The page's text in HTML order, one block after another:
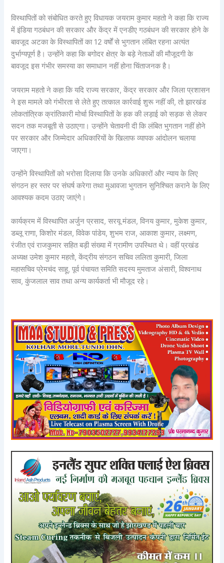
विस्थापितों को संबोधित करते हुए विधायक जयराम कुमार महतो ने कहा कि राज्य
में इंडिया गठबंधन की सरकार और केंद्र में एनडीए गठबंधन की सरकार होने के
बावजूद अटका के विस्थापितों का 12 वर्षों से भुगतान लंबित रहना अत्यंत
दुर्भाग्यपूर्ण है। उन्होंने कहा कि बगोदर क्षेत्र के बड़े नेताओं की मौजूदगी के
बावजूद इस गंभीर समस्या का समाधान नहीं होना चिंताजनक है।
जयराम महतो ने कहा कि यदि राज्य सरकार, केंद्र सरकार और जिला प्रशासन
ने इस मामले को गंभीरता से लेते हुए तत्काल कार्रवाई शुरू नहीं की, तो झारखंड
लोकतांत्रिक क्रांतिकारी मोर्चा विस्थापितों के हक की लड़ाई को सड़क से लेकर
सदन तक मजबूती से उठाएगा। उन्होंने चेतावनी दी कि लंबित भुगतान नहीं होने
पर सरकार और जिम्मेदार अधिकारियों के खिलाफ व्यापक आंदोलन चलाया
जाएगा।
उन्होंने विस्थापितों को भरोसा दिलाया कि उनके अधिकारों और न्याय के लिए
संगठन हर स्तर पर संघर्ष करेगा तथा मुआवजा भुगतान सुनिश्चित कराने के लिए
आवश्यक कदम उठाए जाएंगे।
कार्यक्रम में विस्थापित अर्जुन प्रसाद, सरयू मंडल, विनय कुमार, मुकेश कुमार,
डब्लू राणा, किशोर मंडल, विवेक पांडेय, शुभम राज, आकाश कुमार, लक्ष्मण,
रंजीत एवं राजकुमार सहित बड़ी संख्या में ग्रामीण उपस्थित थे। वहीं प्रखंड
अध्यक्ष उमेश कुमार महतो, केंद्रीय संगठन सचिव ललिता कुमारी, जिला
महासचिव प्रेमचंद साहू, पूर्व पंचायत समिति सदस्य मुमताज अंसारी, विश्वनाथ
साव, कुंजलाल साव तथा अन्य कार्यकर्ता भी मौजूद रहे।